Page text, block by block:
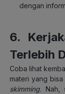
dengan
6.
Terlebih
Coba lihat
materi yang
skimming. Nah,